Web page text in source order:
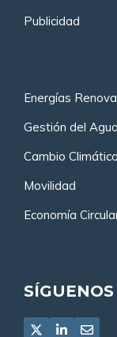
Publicidad
Energías
Gestión del Agua
Cambio Climático
Movilidad
Economía
SÍGUENOS